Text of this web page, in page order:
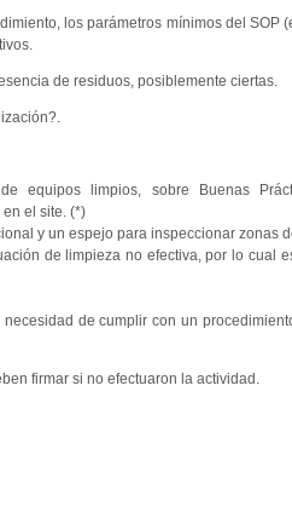
los parámetros mínimos del SOP
de residuos, posiblemente ciertas.
equipos limpios, sobre Buenas
el site. (*)
y un espejo para inspeccionar zonas
de limpieza no efectiva, por lo cual
de cumplir con un
firmar si no efectuaron la actividad.